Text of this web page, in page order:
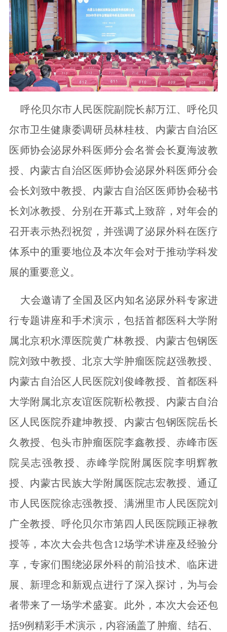
呼伦贝尔市人民医院副院长郝万江、呼伦贝
尔市卫生健康委调研员林桂枝、内蒙古自治区
医师协会泌尿外科医师分会名誉会长夏海波教
授、内蒙古自治区医师协会泌尿外科医师分会
会长刘致中教授、内蒙古自治区医师协会秘书
长刘冰教授、分别在开幕式上致辞，对年会的
召开表示热烈祝贺，并强调了泌尿外科在医疗
体系中的重要地位及本次年会对于推动学科发
展的重要意义。
大会邀请了全国及区内知名泌尿外科专家进
行专题讲座和手术演示，包括首都医科大学附
属北京积水潭医院黄广林教授、内蒙古包钢医
院刘致中教授、北京大学肿瘤医院赵强教授、
内蒙古自治区人民医院刘俊峰教授、首都医科
大学附属北京友谊医院靳松教授、内蒙古自治
区人民医院乔建坤教授、内蒙古包钢医院岳长
久教授、包头市肿瘤医院李鑫教授、赤峰市医
院吴志强教授、赤峰学院附属医院李明辉教
授、内蒙古民族大学附属医院志宏教授、通辽
市人民医院徐志强教授、满洲里市人民医院刘
广全教授、呼伦贝尔市第四人民医院顾正禄教
授等，本次大会共包含12场学术讲座及经验分
享，专家们围绕泌尿外科的前沿技术、临床进
展、新理念和新观点进行了深入探讨，为与会
者带来了一场学术盛宴。此外，本次大会还包
括9例精彩手术演示，内容涵盖了肿瘤、结石、